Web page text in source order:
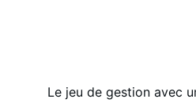
Le jeu de gestion avec